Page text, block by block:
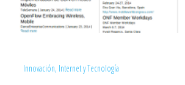
Innovación, Internet y Tecnología